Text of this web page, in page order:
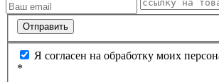
Отправить
Я согласен на обработку моих
*